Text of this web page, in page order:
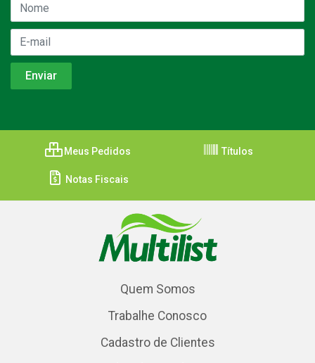
Meus Pedidos Títulos
Notas Fiscais
Quem Somos
Trabalhe Conosco
Cadastro de Clientes